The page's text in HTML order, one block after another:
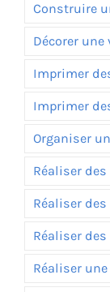
Construire
Décorer
Imprimer
Imprimer
Organiser
Réaliser
Réaliser
Réaliser
Réaliser